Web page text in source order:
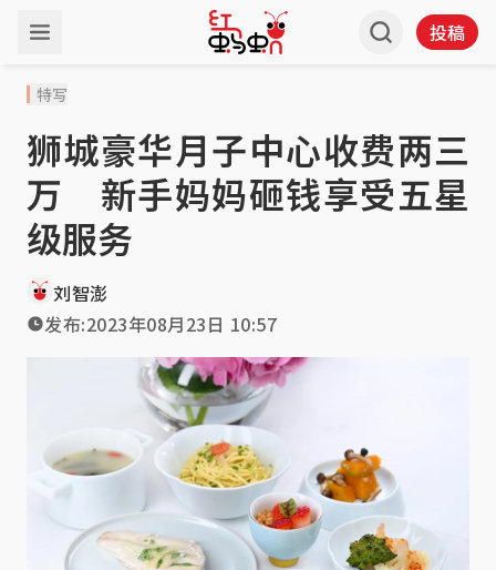
投稿
特写
狮城豪华月子中心收费两三
万 新手妈妈砸钱享受五星
级服务
刘智澎
发布:2023年08月23日 10:57